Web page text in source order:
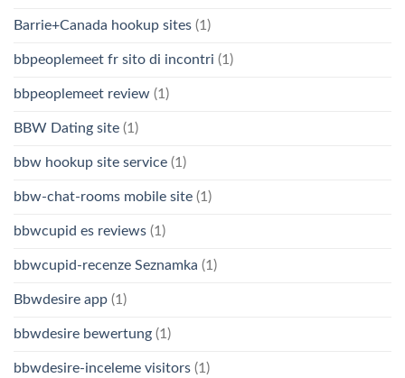
Barrie+Canada hookup sites (1)
bbpeoplemeet fr sito di incontri (1)
bbpeoplemeet review (1)
BBW Dating site (1)
bbw hookup site service (1)
bbw-chat-rooms mobile site (1)
bbwcupid es reviews (1)
bbwcupid-recenze Seznamka (1)
Bbwdesire app (1)
bbwdesire bewertung (1)
bbwdesire-inceleme visitors (1)